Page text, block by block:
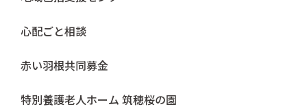
心配ごと相談
赤い羽根共同募金
特別養護老人ホーム 筑穂桜の園